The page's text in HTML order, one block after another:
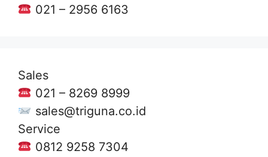
021 – 2956 6163
Sales
021 – 8269 8999
sales@triguna.co.id
Service
0812 9258 7304